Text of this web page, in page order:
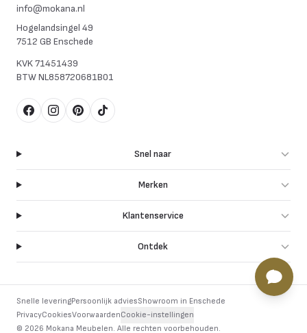
info@mokana.nl
Hogelandsingel 49
7512 GB Enschede
KVK71451439
BTWNL858720681B01
FacebookInstagram
Pinterest
TikTok
Snel naar
Merken
Klantenservice
Ontdek
Snelle leveringPersoonlijk adviesShowroom in Enschede
PrivacyCookiesVoorwaardenCookie-instellingen
© 2026 Mokana Meubelen. Alle rechten voorbehouden.